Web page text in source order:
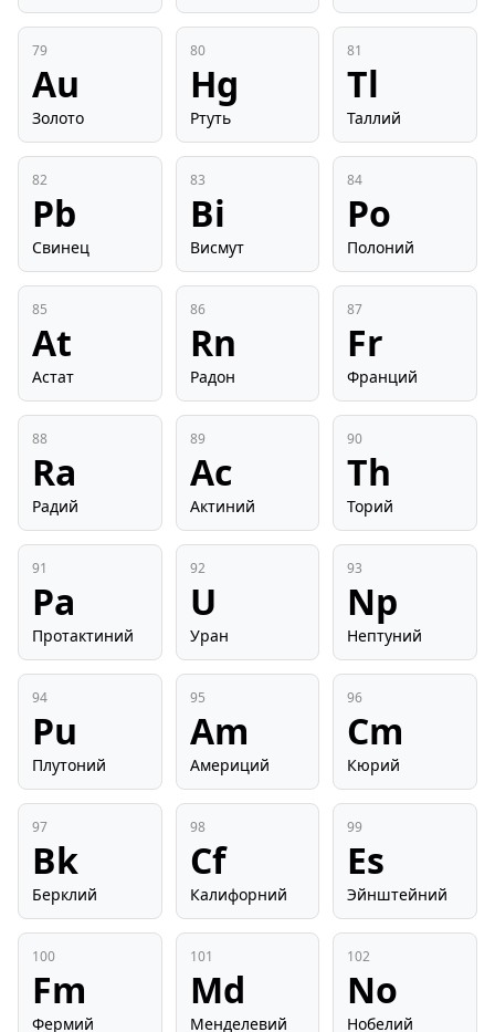
79
Au
Золото
80
Hg
Ртуть
81
Tl
Таллий
82
Pb
Свинец
83
Bi
Висмут
84
Po
Полоний
85
At
Астат
86
Rn
Радон
87
Fr
Франций
88
Ra
Радий
89
Ac
Актиний
90
Th
Торий
91
Pa
Протактиний
92
U
Уран
93
Np
Нептуний
94
Pu
Плутоний
95
Am
Америций
96
Cm
Кюрий
97
Bk
Берклий
98
Cf
Калифорний
99
Es
Эйнштейний
100
Fm
Фермий
101
Md
Менделевий
102
No
Нобелий